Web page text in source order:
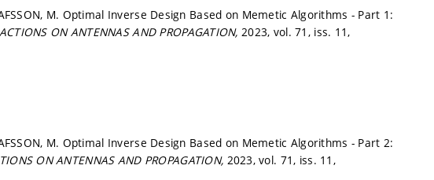
M. Optimal Inverse Design Based on Memetic Algorithms - Part 1:
ON ANTENNAS AND PROPAGATION,2023, vol. 71, iss. 11,
M. Optimal Inverse Design Based on Memetic Algorithms - Part 2:
ON ANTENNAS AND PROPAGATION, 2023, vol. 71, iss. 11,